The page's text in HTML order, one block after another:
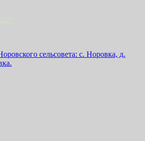
сельсовета: с. Норовка, д.